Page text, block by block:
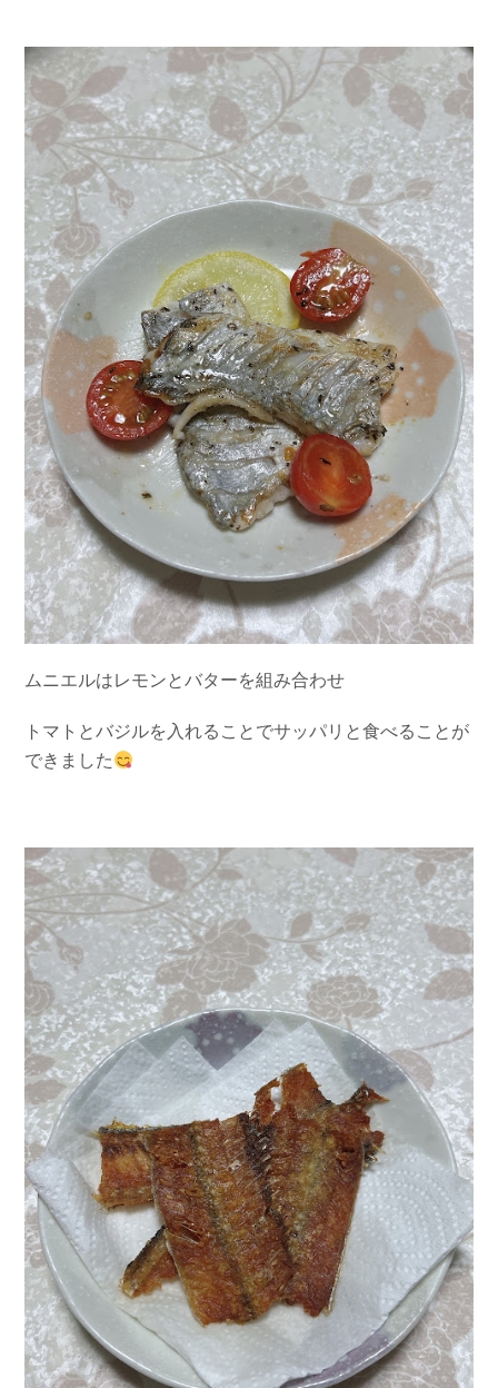
ムニエルはレモンとバターを組み合わせ
トマトとバジルを入れることでサッパリと食べることが
できました